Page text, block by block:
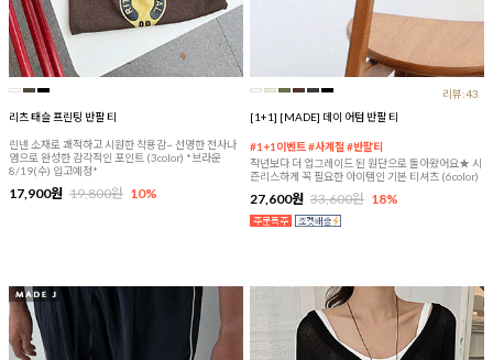
리츠 태슬 프린팅 반팔 티
린넨 소재로 쾌적하고 시원한 착용감~ 선명한 전사나
염으로 완성한 감각적인 포인트 (3color) *브라운
8/19(수) 입고예정*
17,900원 19,800원 10%
리뷰:43
[1+1] [MADE] 데이 어텀 반팔 티
#1+1이벤트 #사계절 #반팔티
작년보다 더 업그레이드 된 원단으로 돌아왔어요★ 시
즌리스하게 꼭 필요한 아이템인 기본 티셔츠 (6color)
27,600원 33,600원 18%